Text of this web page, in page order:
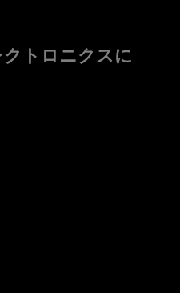
トロニクスに